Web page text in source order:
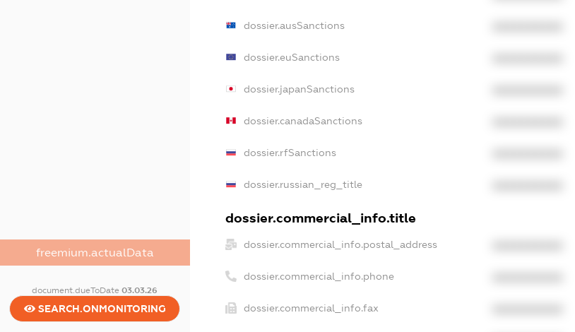
freemium.actualData
document.dueToDate03.03.26
SEARCH.ONMONITORING
dossier.ausSanctions
dossier.euSanctions
dossier.japanSanctions
dossier.canadaSanctions
dossier.rfSanctions
dossier.russian_reg_title
dossier.commercial_info.title
dossier.commercial_info.postal_address
dossier.commercial_info.phone
dossier.commercial_info.fax